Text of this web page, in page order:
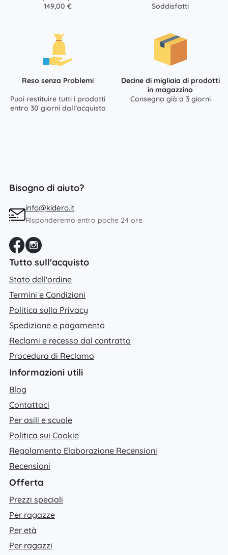
149,00 €
Soddisfatti
Reso senza Problemi
Puoi restituire tutti i prodotti
entro 30 giorni dall’acquisto
Decine di migliaia di prodotti
in magazzino
Consegna già a 3 giorni
Bisogno di aiuto?
info@kidero.it
Risponderemo entro poche 24 ore
Tutto sull'acquisto
Stato dell'ordine
Termini e Condizioni
Politica sulla Privacy
Spedizione e pagamento
Reclami e recesso dal contratto
Procedura di Reclamo
Informazioni utili
Blog
Contattaci
Per asili e scuole
Politica sui Cookie
Regolamento Elaborazione Recensioni
Recensioni
Offerta
Prezzi speciali
Per ragazze
Per età
Per ragazzi